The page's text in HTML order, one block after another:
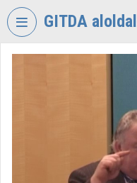
Skip header
GITDA